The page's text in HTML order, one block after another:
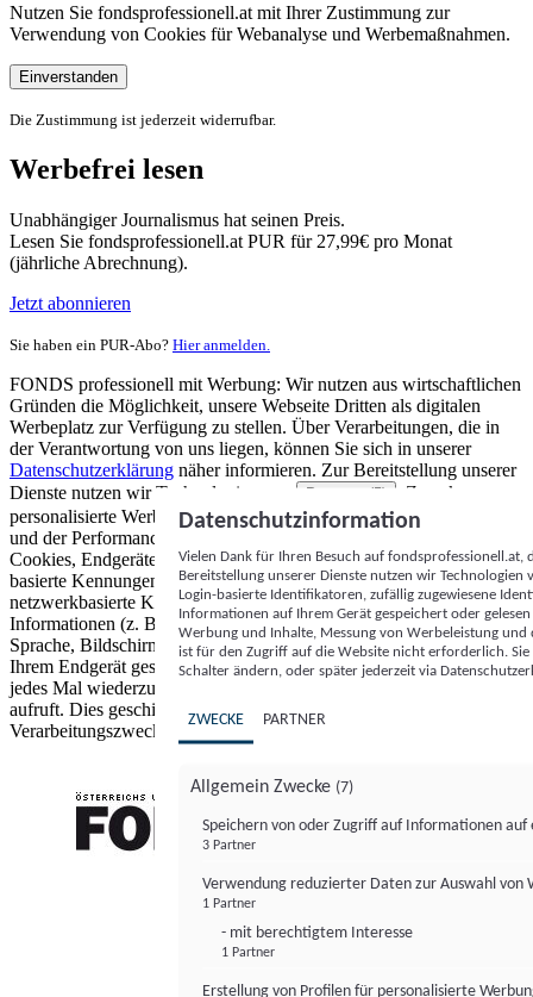
Nutzen Sie fondsprofessionell.at mit Ihrer Zustimmung zur
Verwendung von Cookies für Webanalyse und Werbemaßnahmen.
Einverstanden
Die Zustimmung ist jederzeit widerrufbar.
Werbefrei lesen
Unabhängiger Journalismus hat seinen Preis.
Lesen Sie fondsprofessionell.at PUR für 27,99€ pro Monat
(jährliche Abrechnung).
Jetzt abonnieren
Sie haben ein PUR-Abo? Hier anmelden.
FONDS professionell mit Werbung: Wir nutzen aus wirtschaftlichen
Gründen die Möglichkeit, unsere Webseite Dritten als digitalen
Werbeplatz zur Verfügung zu stellen. Über Verarbeitungen, die in
der Verantwortung von uns liegen, können Sie sich in unserer
Datenschutzerklärung näher informieren. Zur Bereitstellung unserer
Dienste nutzen wir Technologien von
Partnern (5)
. Zwecke:
personalisierte Werbung und Inhalte, Messung von Werbeleistung
und der Performance von Inhalten sowie Zielgruppenforschung.
Cookies, Endgeräte- oder ähnliche Online-Kennungen (z. B. login-
basierte Kennungen, zufällig generierte Kennungen,
netzwerkbasierte Kennungen) können zusammen mit anderen
Informationen (z. B. Browsertyp und Browserinformationen,
Sprache, Bildschirmgröße, unterstützte Technologien usw.) auf
Ihrem Endgerät gespeichert oder von dort ausgelesen werden, um es
jedes Mal wiederzuerkennen, wenn es eine App oder einer Webseite
aufruft. Dies geschieht für einen oder mehrere der hier aufgeführten
Verarbeitungszwecke.
Datenschutzinformation
Vielen Dank für Ihren Besuch auf
Bereitstellung unserer Dienste nutzen wir Technologien
Login-basierte Identifikatoren, zufällig zugewiesene
Informationen auf Ihrem Gerät gespeichert oder
Werbung und Inhalte, Messung von Werbeleistung
ist für den Zugriff auf die Website nicht erforderlich.
Schalter ändern, oder später jederzeit via
ZWECKE PARTNER
Allgemein Zwecke (7)
Speichern von oder Zugriff auf Informationen auf
3 Partner
Verwendung reduzierter Daten zur Auswahl von
1 Partner
- mit berechtigtem Interesse
1 Partner
Erstellung von Profilen für personalisierte
FONDS professionell